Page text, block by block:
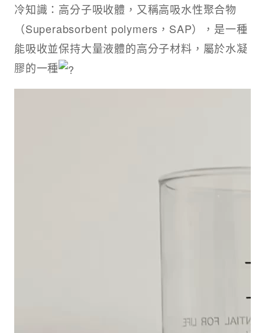
冷知識：高分子吸收體，又稱高吸水性聚合物
（Superabsorbent polymers，SAP），是一種
能吸收並保持大量液體的高分子材料，屬於水凝
膠的一種